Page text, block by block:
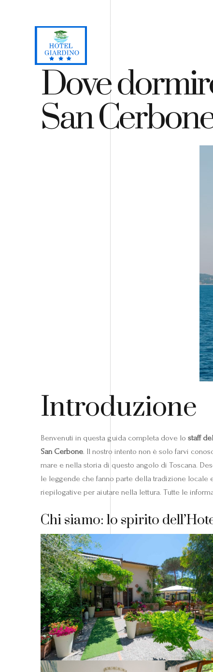
Dove
San
Introduzione
Benvenuti in questa guida completa dove lo staff
San Cerbone. Il nostro intento non è solo farvi
mare e nella storia di questo angolo di Toscana.
le leggende che fanno parte della tradizione
riepilogative per aiutare nella lettura. Tutte le
Chi siamo: lo spirito